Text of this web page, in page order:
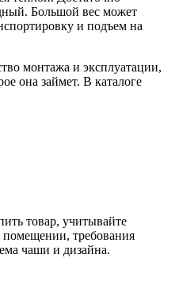
Большой вес может
и подъем на
монтажа и эксплуатации,
она займет. В каталоге
товар, учитывайте
помещении, требования
чаши и дизайна.